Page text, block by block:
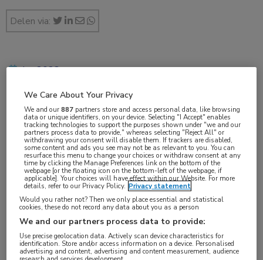
Delen via:
jun 2023
Vakgebieden:
Kindergeneeskunde,Neurologie,Oncologie
Aandachtsgebieden:
Neuro-oncologie
Tags:
CAR T-celtherapie,neuroblastoom
We Care About Your Privacy
We and our887 partners store and access personal data, like browsing
data or unique identifiers, on your device. Selecting "I Accept" enables
tracking technologies to support the purposes shown under "we and our
partners process data to provide," whereas selecting "Reject All" or
withdrawing your consent will disable them. If trackers are disabled,
some content and ads you see may not be as relevant to you. You can
resurface this menu to change your choices or withdraw consent at any
time by clicking the Manage Preferences link on the bottom of the
webpage [or the floating icon on the bottom-left of the webpage, if
applicable]. Your choices will have effect within our Website. For more
details, refer to our Privacy Policy. Privacy statement
Would you rather not? Then we only place essential and statistical
cookies, these do not record any data about you as a person
We and our partners process data to provide:
Use precise geolocation data. Actively scan device characteristics for
identification. Store and/or access information on a device. Personalised
advertising and content, advertising and content measurement, audience